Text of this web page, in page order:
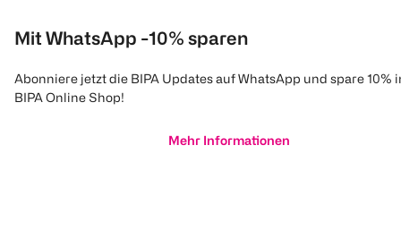
Mit WhatsApp -10% sparen
Abonniere jetzt die BIPA Updates auf WhatsApp und spare 10%
BIPA Online Shop!
Mehr Informationen